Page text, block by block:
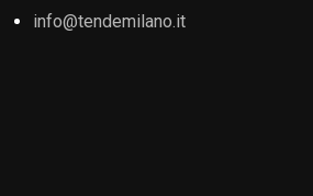
info@tendemilano.it